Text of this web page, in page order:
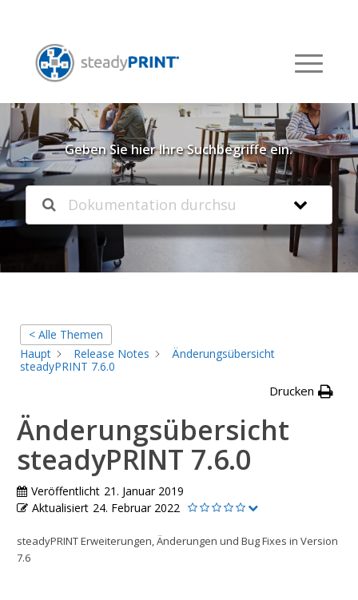
Willkommen in unserer
Knowledgebase
Geben Sie hier Ihre Suchbegriffe ein.
< Alle Themen
Haupt
Release Notes
Änderungsübersicht
steadyPRINT 7.6.0
Drucken
Änderungsübersicht
steadyPRINT 7.6.0
Veröffentlicht 21. Januar 2019
Aktualisiert 24. Februar 2022
steadyPRINT Erweiterungen, Änderungen und Bug Fixes in Version
7.6